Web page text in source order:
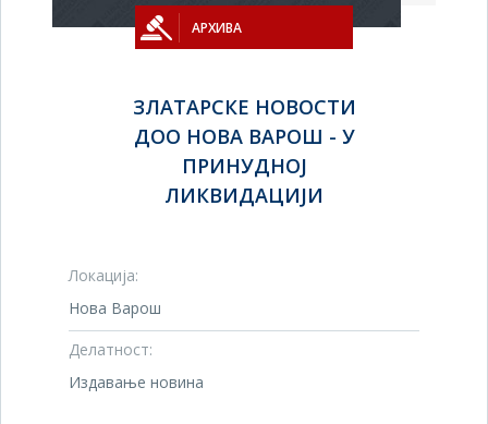
АРХИВА
ЗЛАТАРСКЕ НОВОСТИ
ДОО НОВА ВАРОШ - У
ПРИНУДНОЈ
ЛИКВИДАЦИЈИ
Локација:
Нова Варош
Делатност:
Издавање новина